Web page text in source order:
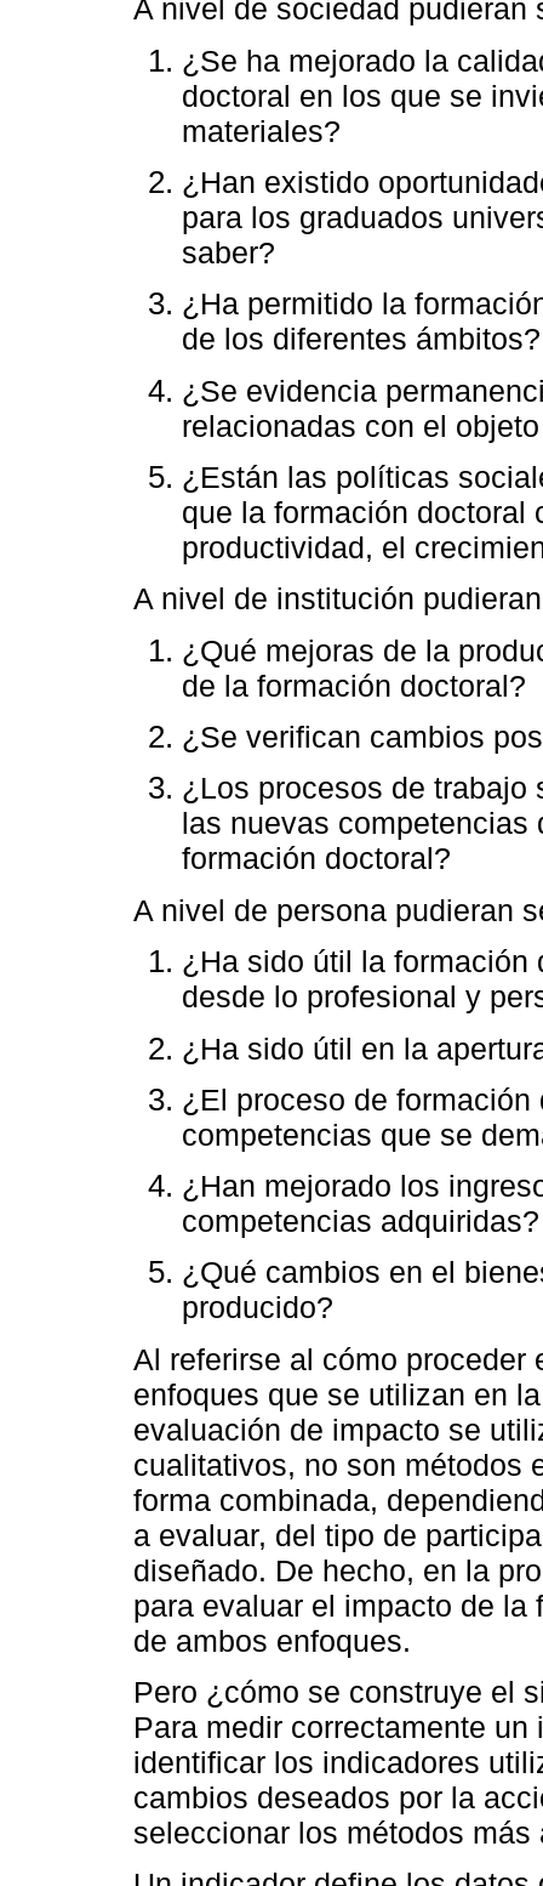
A nivel de sociedad pudieran
¿Se ha mejorado la
doctoral en los que se
materiales?
¿Han existido
para los graduados
saber?
¿Ha permitido la
de los diferentes ámbitos?
¿Se evidencia
relacionadas con el
¿Están las políticas
que la formación doctoral
productividad, el
A nivel de institución
¿Qué mejoras de la
de la formación doctoral?
¿Se verifican cambios
¿Los procesos de trabajo
las nuevas competencias
formación doctoral?
A nivel de persona pudieran
¿Ha sido útil la formación
desde lo profesional y
¿Ha sido útil en la
¿El proceso de
competencias que se
¿Han mejorado los
competencias adquiridas?
¿Qué cambios en el
producido?
Al referirse al cómo proceder
enfoques que se utilizan en
evaluación de impacto se
cualitativos, no son métodos
forma combinada,
a evaluar, del tipo de
diseñado. De hecho, en la
para evaluar el impacto de
de ambos enfoques.
Pero ¿cómo se construye el
Para medir correctamente
identificar los indicadores
cambios deseados por la
seleccionar los métodos